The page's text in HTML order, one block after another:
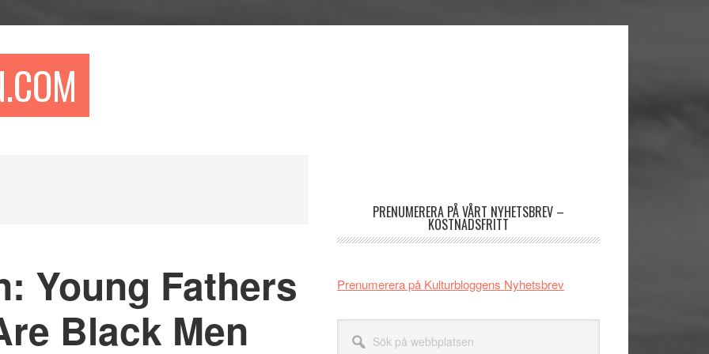
Young Fathers
Black Men
PRENUMERERA PÅ VÅRT NYHETSBREV –
KOSTNADSFRITT
Prenumerera på Kulturbloggens Nyhetsbrev